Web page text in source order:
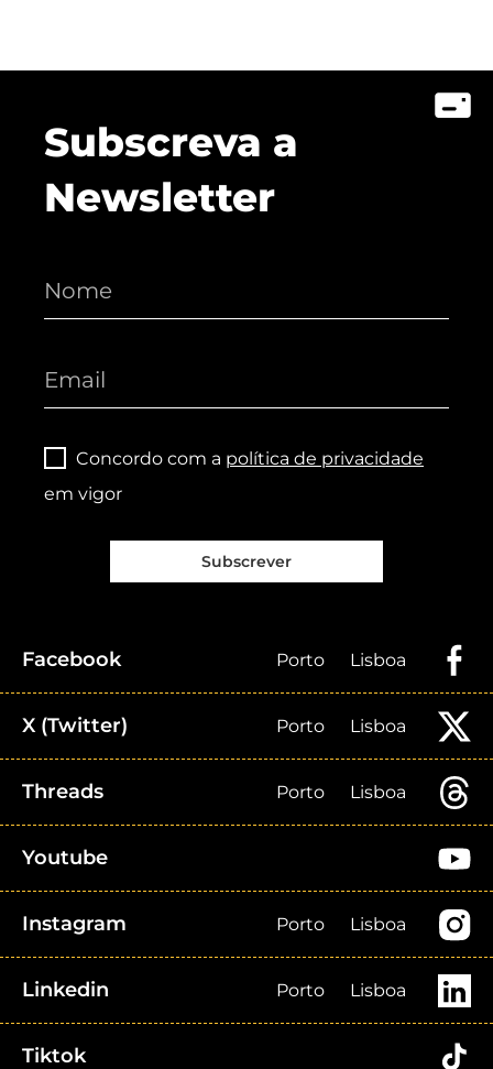
Subscreva a
Newsletter
Concordo com a política de privacidade
em vigor
Subscrever
Facebook Porto Lisboa
X (Twitter) Porto Lisboa
Threads Porto Lisboa
Youtube
Instagram Porto Lisboa
Linkedin Porto Lisboa
Tiktok